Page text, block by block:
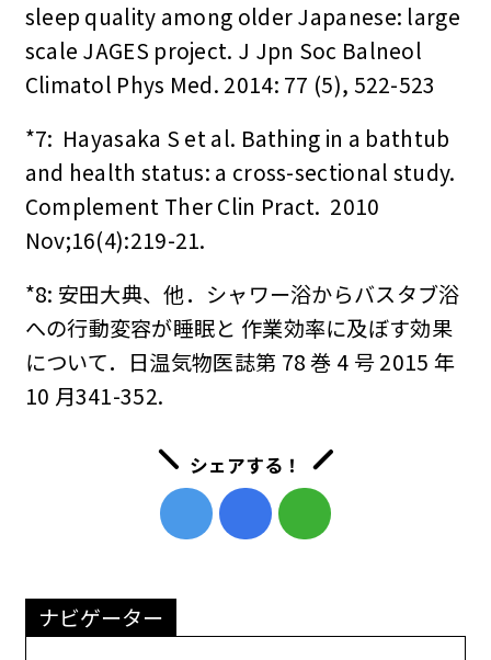
sleep quality among older Japanese: large
scale JAGES project. J Jpn Soc Balneol
Climatol Phys Med. 2014: 77 (5), 522-523
*7: Hayasaka S et al. Bathing in a bathtub
and health status: a cross-sectional study.
Complement Ther Clin Pract. 2010
Nov;16(4):219-21.
*8: 安田大典、他．シャワー浴からバスタブ浴
への行動変容が睡眠と 作業効率に及ぼす効果
について．日温気物医誌第 78 巻 4 号 2015 年
10 月341-352.
シェアする！
ナビゲーター